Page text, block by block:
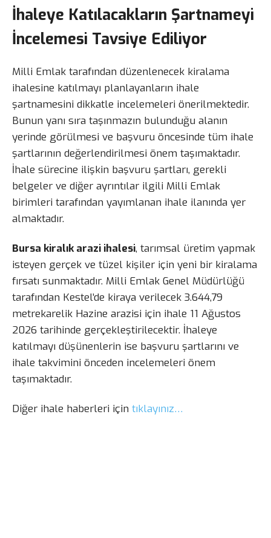
İhaleye Katılacakların Şartnameyi
İncelemesi Tavsiye Ediliyor
Milli Emlak tarafından düzenlenecek kiralama
ihalesine katılmayı planlayanların ihale
şartnamesini dikkatle incelemeleri önerilmektedir.
Bunun yanı sıra taşınmazın bulunduğu alanın
yerinde görülmesi ve başvuru öncesinde tüm ihale
şartlarının değerlendirilmesi önem taşımaktadır.
İhale sürecine ilişkin başvuru şartları, gerekli
belgeler ve diğer ayrıntılar ilgili Milli Emlak
birimleri tarafından yayımlanan ihale ilanında yer
almaktadır.
Bursa kiralık arazi ihalesi, tarımsal üretim yapmak
isteyen gerçek ve tüzel kişiler için yeni bir kiralama
fırsatı sunmaktadır. Milli Emlak Genel Müdürlüğü
tarafından Kestel’de kiraya verilecek 3.644,79
metrekarelik Hazine arazisi için ihale 11 Ağustos
2026 tarihinde gerçekleştirilecektir. İhaleye
katılmayı düşünenlerin ise başvuru şartlarını ve
ihale takvimini önceden incelemeleri önem
taşımaktadır.
Diğer ihale haberleri için tıklayınız…